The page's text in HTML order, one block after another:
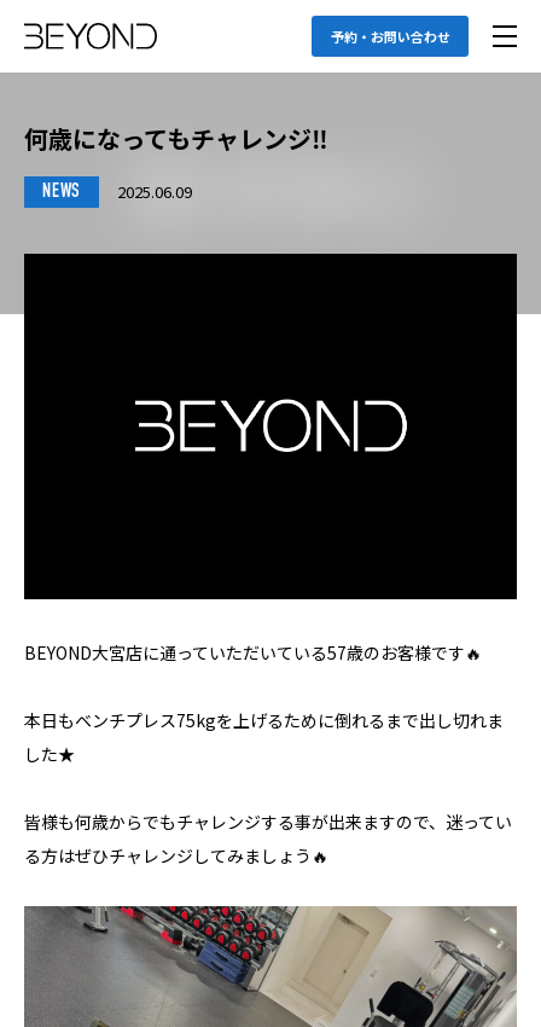
予約・お問い合わせ
何歳になってもチャレンジ‼️
NEWS 2025.06.09
BEYOND大宮店に通っていただいている57歳のお客様です🔥
本日もベンチプレス75kgを上げるために倒れるまで出し切れま
した★
皆様も何歳からでもチャレンジする事が出来ますので、迷ってい
る方はぜひチャレンジしてみましょう🔥